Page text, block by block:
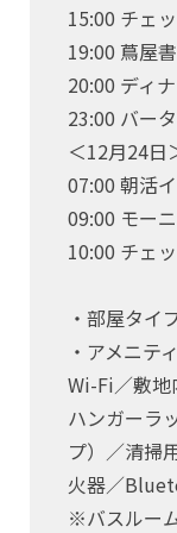
15:00 チェ
19:00 蔦屋
20:00 ディ
23:00 バー
＜12月24日
07:00 朝活
09:00 モー
10:00 チェ
・部屋タイ
・アメニテ
Wi-Fi／敷地
ハンガーラ
プ）／清掃
火器／
※バスルー